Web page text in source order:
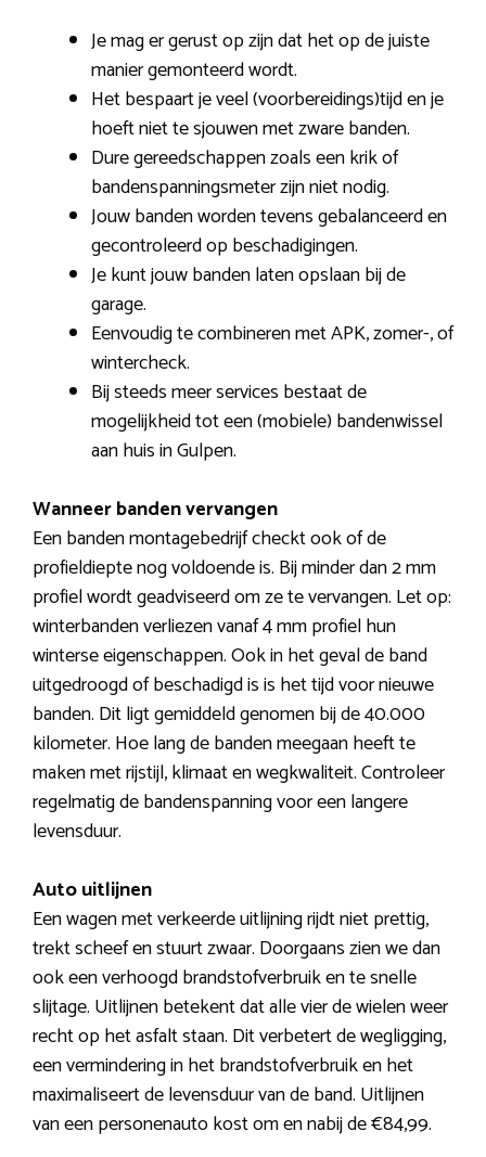
Je mag er gerust op zijn dat het op de juiste
manier gemonteerd wordt.
Het bespaart je veel (voorbereidings)tijd en je
hoeft niet te sjouwen met zware banden.
Dure gereedschappen zoals een krik of
bandenspanningsmeter zijn niet nodig.
Jouw banden worden tevens gebalanceerd en
gecontroleerd op beschadigingen.
Je kunt jouw banden laten opslaan bij de
garage.
Eenvoudig te combineren met APK, zomer-, of
wintercheck.
Bij steeds meer services bestaat de
mogelijkheid tot een (mobiele) bandenwissel
aan huis in Gulpen.
Wanneer banden vervangen
Een banden montagebedrijf checkt ook of de
profieldiepte nog voldoende is. Bij minder dan 2 mm
profiel wordt geadviseerd om ze te vervangen. Let op:
winterbanden verliezen vanaf 4 mm profiel hun
winterse eigenschappen. Ook in het geval de band
uitgedroogd of beschadigd is is het tijd voor nieuwe
banden. Dit ligt gemiddeld genomen bij de 40.000
kilometer. Hoe lang de banden meegaan heeft te
maken met rijstijl, klimaat en wegkwaliteit. Controleer
regelmatig de bandenspanning voor een langere
levensduur.
Auto uitlijnen
Een wagen met verkeerde uitlijning rijdt niet prettig,
trekt scheef en stuurt zwaar. Doorgaans zien we dan
ook een verhoogd brandstofverbruik en te snelle
slijtage. Uitlijnen betekent dat alle vier de wielen weer
recht op het asfalt staan. Dit verbetert de wegligging,
een vermindering in het brandstofverbruik en het
maximaliseert de levensduur van de band. Uitlijnen
van een personenauto kost om en nabij de €84,99.